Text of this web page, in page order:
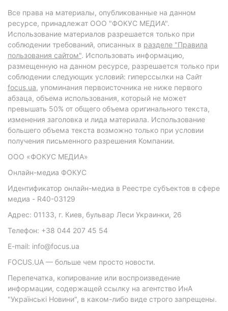
Все права на материалы, опубликованные на данном
ресурсе, принадлежат ООО "ФОКУС МЕДИА".
Использование материалов разрешается только при
соблюдении требований, описанных в разделе "Правила
пользования сайтом". Использовать информацию,
размещенную на данном ресурсе, разрешается только при
соблюдении следующих условий: гиперссылки на Сайт
focus.ua, упоминания первоисточника не ниже первого
абзаца, объема использования, который не может
превышать 50% от общего объема оригинального текста,
изменения заголовка и лида материала. Использование
большего объема текста возможно только при условии
получения письменного разрешения Компании.
ООО «ФОКУС МЕДИА»
Онлайн-медиа ФОКУС
Идентификатор онлайн-медиа в Реестре субъектов в сфере
медиа - R40-03129
Адрес: 01133, г. Киев, бульвар Леси Украинки, 26
Телефон: +38 044 207 45 54
E-mail: info@focus.ua
FOCUS.UA — больше чем просто новости.
Перепечатка, копирование или воспроизведение
информации, содержащей ссылку на агентство ИнА
"Українські Новини", в каком-либо виде строго запрещены.